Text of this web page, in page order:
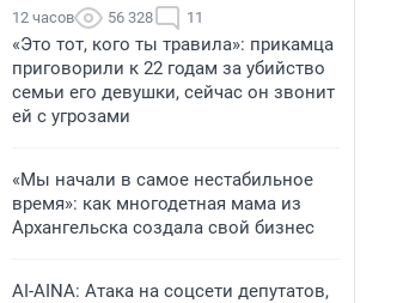
12 часов 56 328 11
«Это тот, кого ты травила»: прикамца
приговорили к 22 годам за убийство
семьи его девушки, сейчас он звонит
ей с угрозами
«Мы начали в самое нестабильное
время»: как многодетная мама из
Архангельска создала свой бизнес
AI-AINA: Атака на соцсети депутатов,